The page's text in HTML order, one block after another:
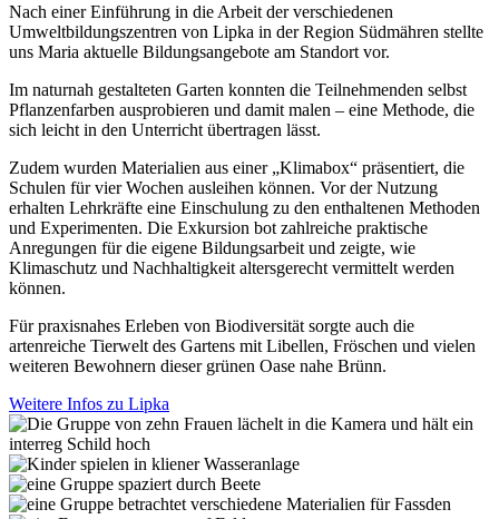
Nach einer Einführung in die Arbeit der verschiedenen
Umweltbildungszentren von Lipka in der Region Südmähren stellte
uns Maria aktuelle Bildungsangebote am Standort vor.
Im naturnah gestalteten Garten konnten die Teilnehmenden selbst
Pflanzenfarben ausprobieren und damit malen – eine Methode, die
sich leicht in den Unterricht übertragen lässt.
Zudem wurden Materialien aus einer „Klimabox“ präsentiert, die
Schulen für vier Wochen ausleihen können. Vor der Nutzung
erhalten Lehrkräfte eine Einschulung zu den enthaltenen Methoden
und Experimenten. Die Exkursion bot zahlreiche praktische
Anregungen für die eigene Bildungsarbeit und zeigte, wie
Klimaschutz und Nachhaltigkeit altersgerecht vermittelt werden
können.
Für praxisnahes Erleben von Biodiversität sorgte auch die
artenreiche Tierwelt des Gartens mit Libellen, Fröschen und vielen
weiteren Bewohnern dieser grünen Oase nahe Brünn.
Weitere Infos zu Lipka